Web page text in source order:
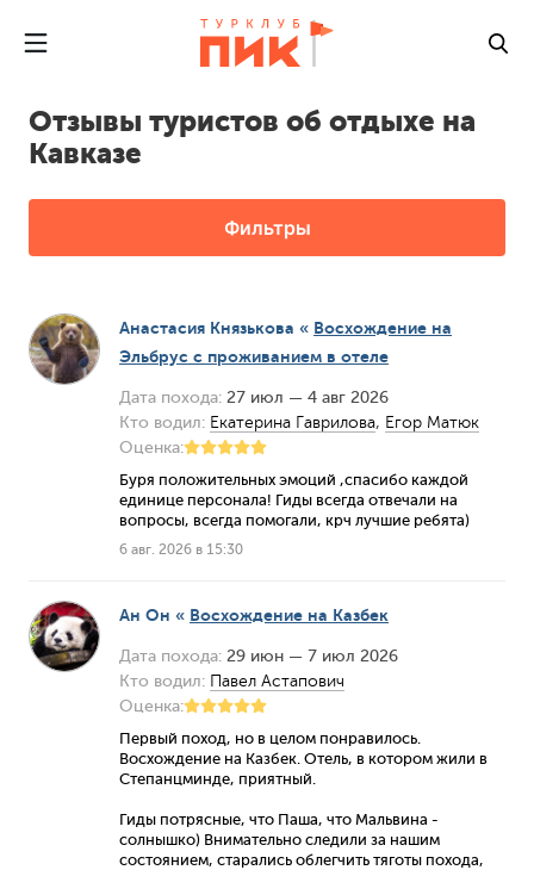
Отзывы туристов об отдыхе на
Кавказе
Фильтры
Анастасия Князькова « Восхождение на
Эльбрус с проживанием в отеле
Дата похода: 27 июл — 4 авг 2026
Кто водил: Екатерина Гаврилова, Егор Матюк
Оценка:
Буря положительных эмоций ,спасибо каждой
единице персонала! Гиды всегда отвечали на
вопросы, всегда помогали, крч лучшие ребята)
6 авг. 2026 в 15:30
Ан Он « Восхождение на Казбек
Дата похода: 29 июн — 7 июл 2026
Кто водил: Павел Астапович
Оценка:
Первый поход, но в целом понравилось.
Восхождение на Казбек. Отель, в котором жили в
Степанцминде, приятный.
Гиды потрясные, что Паша, что Мальвина -
солнышко) Внимательно следили за нашим
состоянием, старались облегчить тяготы похода,